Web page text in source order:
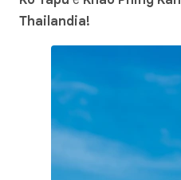
Thailandia!